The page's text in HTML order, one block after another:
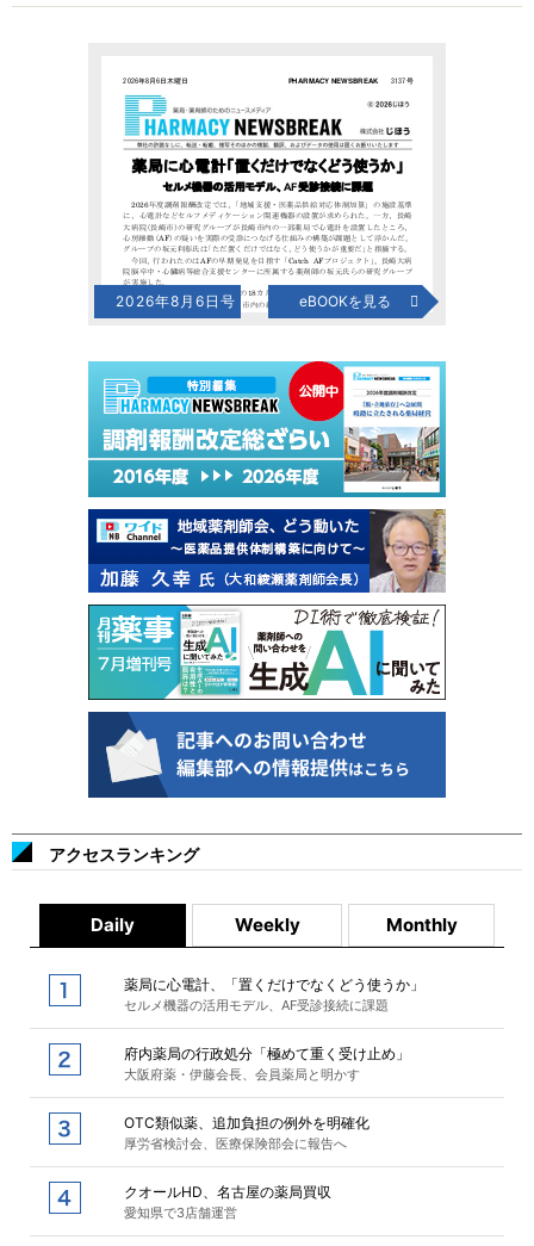
2026年8月6日号 eBOOKを見る
アクセスランキング
Daily Weekly Monthly
薬局に心電計、「置くだけでなくどう使うか」
セルメ機器の活用モデル、AF受診接続に課題
府内薬局の行政処分「極めて重く受け止め」
大阪府薬・伊藤会長、会員薬局と明かす
OTC類似薬、追加負担の例外を明確化
厚労省検討会、医療保険部会に報告へ
クオールHD、名古屋の薬局買収
愛知県で3店舗運営